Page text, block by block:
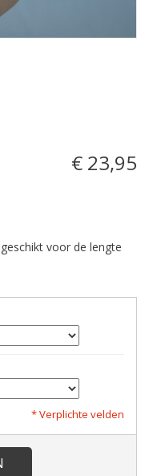
€ 23,95
voor de lengte
* Verplichte velden